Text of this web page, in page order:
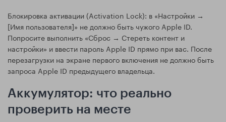
Блокировка активации (Activation Lock): в «Настройки →
[Имя пользователя]» не должно быть чужого Apple ID.
Попросите выполнить «Сброс → Стереть контент и
настройки» и ввести пароль Apple ID прямо при вас. После
перезагрузки на экране первого включения не должно быть
запроса Apple ID предыдущего владельца.
Аккумулятор: что реально
проверить на месте